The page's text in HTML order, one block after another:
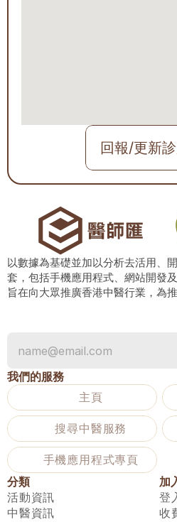
回報/更新
以數據為基礎並加以分析去活用、
套，包括手機應用程式、網站開發
旨在向大眾推廣香港中醫行業，為
我們的服務
主頁
搜尋中醫服務
手機應用程式專頁
分類
活動資訊
中醫資訊
加
登
收